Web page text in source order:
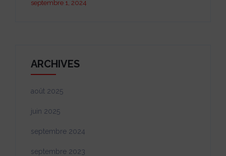
septembre 1, 2024
ARCHIVES
août 2025
juin 2025
septembre 2024
septembre 2023